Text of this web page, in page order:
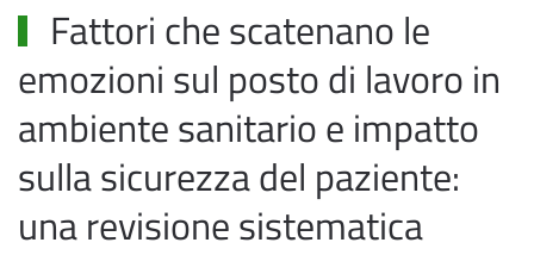
Fattori che scatenano le
emozioni sul posto di lavoro in
ambiente sanitario e impatto
sulla sicurezza del paziente:
una revisione sistematica